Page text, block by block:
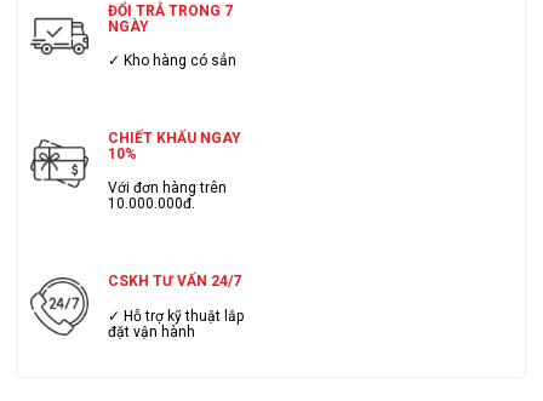
ĐỔI TRẢ TRONG 7
NGÀY
✓ Kho hàng có sẳn
CHIẾT KHẤU NGAY
10%
Với đơn hàng trên
10.000.000đ.
CSKH TƯ VẤN 24/7
✓ Hỗ trợ kỹ thuật lắp
đặt vận hành